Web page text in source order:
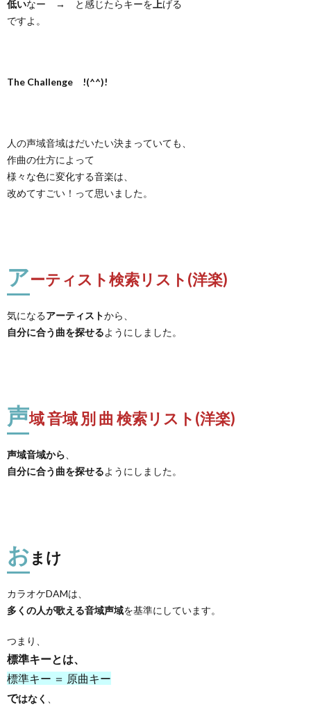
低いなー → と感じたらキーを 上げる
ですよ。
The Challenge !(^^)!
人の声域音域はだいたい決まっていても、
作曲の仕方によって
様々な色に変化する音楽は、
改めてすごい！って思いました。
アーティスト検索リスト(洋楽)
気になるアーティストから、
自分に合う曲を探せるようにしました。
声域 音域 別 曲 検索リスト(洋楽)
声域音域から
自分に合う曲を探せるようにしました。
おまけ
カラオケDAMは、
多くの人が歌える音域声域を基準にしています。
つまり、
標準キーとは、
標準キー ＝ 原曲キー
ではなく